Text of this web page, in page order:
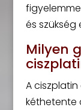
és szükség
Milyen
A
kéthetente